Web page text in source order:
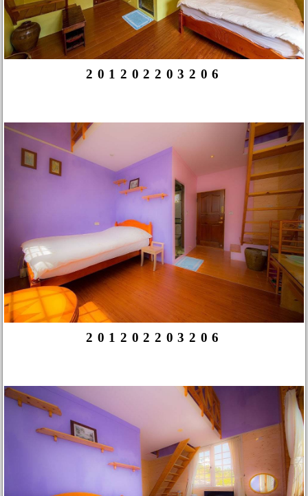
201202203206
201202203206